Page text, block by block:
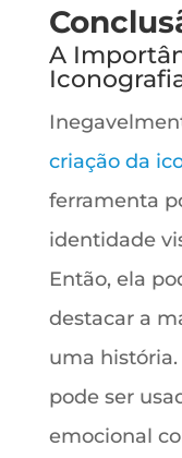
A
criação da
ferramenta
identidade
Então, ela
destacar a
uma
pode ser
emocional